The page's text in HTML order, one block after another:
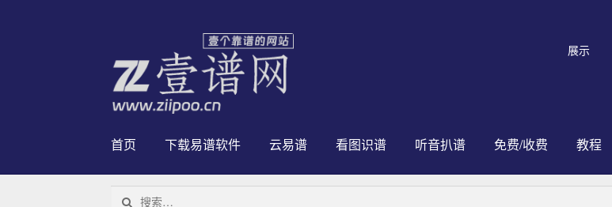
展示
首页 下载易谱软件 云易谱 看图识谱 听音扒谱 免费/收费 教程
搜索：